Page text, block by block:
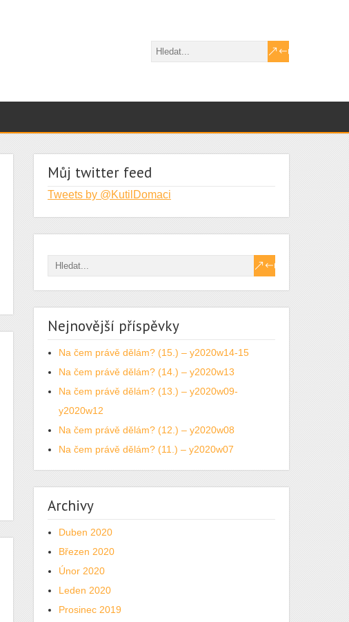
Můj twitter feed
Tweets by @KutilDomaci
Nejnovější příspěvky
Na čem právě dělám? (15.) – y2020w14-15
Na čem právě dělám? (14.) – y2020w13
Na čem právě dělám? (13.) – y2020w09-
y2020w12
Na čem právě dělám? (12.) – y2020w08
Na čem právě dělám? (11.) – y2020w07
Archivy
Duben 2020
Březen 2020
Únor 2020
Leden 2020
Prosinec 2019